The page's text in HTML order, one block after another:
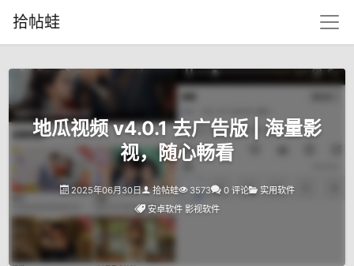
拾帖蛙
地瓜视频 v4.0.1 去广告版 | 海量影
视，随心畅看
2025年06月30日 拾帖蛙 3573 0 评论
实用软件
安卓软件 影视软件